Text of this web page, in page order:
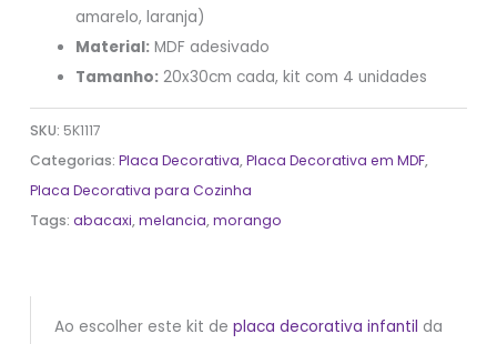
amarelo, laranja)
Material: MDF adesivado
Tamanho: 20x30cm cada, kit com 4 unidades
SKU: 5K1117
Categorias:Placa Decorativa,Placa Decorativa em MDF,
Placa Decorativa para Cozinha
Tags:abacaxi,melancia,morango
Ao escolher este kit de placa decorativa infantil da